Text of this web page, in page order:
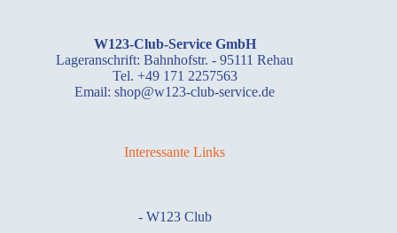
W123-Club-Service GmbH
Lageranschrift: Bahnhofstr. - 95111 Rehau
Tel. +49 171 2257563
Email: shop@w123-club-service.de
Interessante Links
- W123 Club